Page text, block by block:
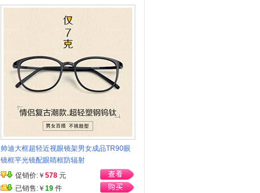
帅迪大框超轻近视眼镜架男女成品TR90眼
镜框平光镜配眼睛框防辐射
促销价:￥ 578 元
已销售:￥ 19 件